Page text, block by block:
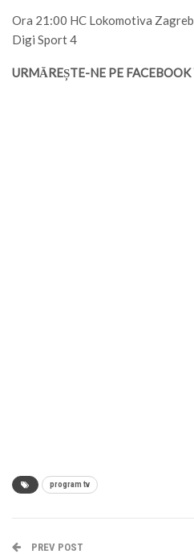
Ora 21:00 HC Lokomotiva
Digi Sport 4
URMĂREȘTE-NE PE FACEBOOK
program tv
PREV POST